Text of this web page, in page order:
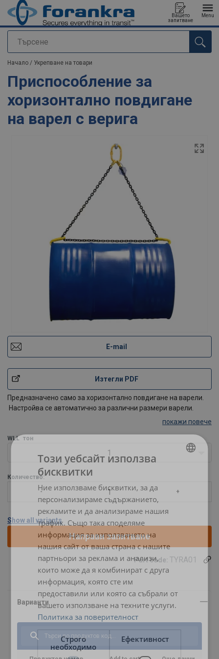
Търсене
Вашето
запитване
Menu
е добавен към вашето запитване
Начало / Укрепване на товари
Приспособление за
хоризонтално повдигане
на варел с верига
E-mail
Изтегли PDF
Предназначено само за хоризонтално повдигане на варели.
Настройва се автоматично за различни размери варели.
покажи повече
WLL тон
1
Количество:
Show all variants
Направи запитване
Part code: TYRA01
Материал:
Маркировка:
Покритие:
Забележка:
ENGLISH TRANSLATION
Този уебсайт използва
бисквитки
Ние използваме бисквитки, за да
персонализираме съдържанието,
рекламите и да анализираме нашия
трафик. Също така споделяме
информация за използването на
нашия сайт от ваша страна с нашите
партньори за реклама и анализи,
които може да я комбинират с друга
информация, която сте им
предоставили или която са събрали от
вашето използване на техните услуги.
Политика за поверителност
Строго
необходимо
Ефективност